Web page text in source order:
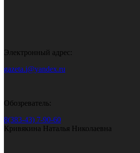
Электронный адрес:
gazeta.i@yandex.ru
Обозреватель:
8(383-43) 7-90-60
Кривякина Наталья Николаевна